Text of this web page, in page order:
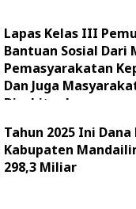
Lapas Kelas III
Bantuan Sosial
Pemasyarakatan
Dan Juga
Disekitar Lapas
Tahun 2025 Ini
Kabupaten
298,3 Miliar